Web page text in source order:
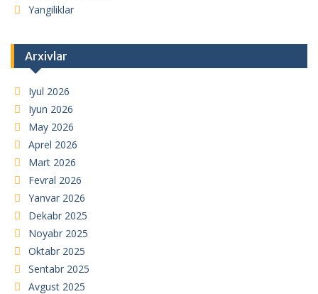
Yangiliklar
Arxivlar
Iyul 2026
Iyun 2026
May 2026
Aprel 2026
Mart 2026
Fevral 2026
Yanvar 2026
Dekabr 2025
Noyabr 2025
Oktabr 2025
Sentabr 2025
Avgust 2025